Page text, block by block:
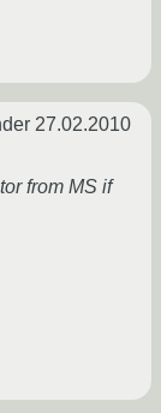
27.02.2010
from MS if